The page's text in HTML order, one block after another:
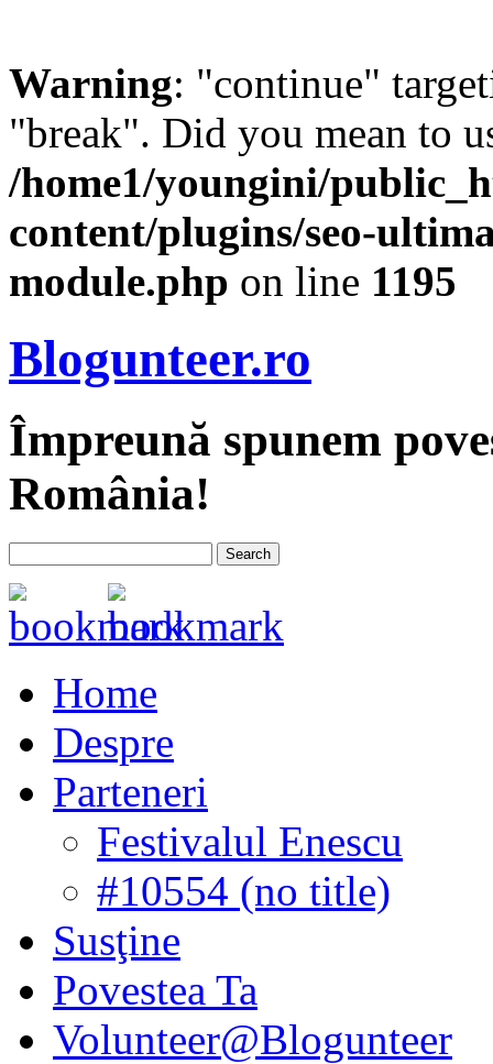
Warning: "continue"
"break". Did you mean to
/home1/youngini/
content/plugins/seo-
module.php on line 1195
Blogunteer.ro
Împreună spunem
România!
Home
Despre
Parteneri
Festivalul Enescu
#10554 (no title)
Susţine
Povestea Ta
Volunteer@Blogunteer